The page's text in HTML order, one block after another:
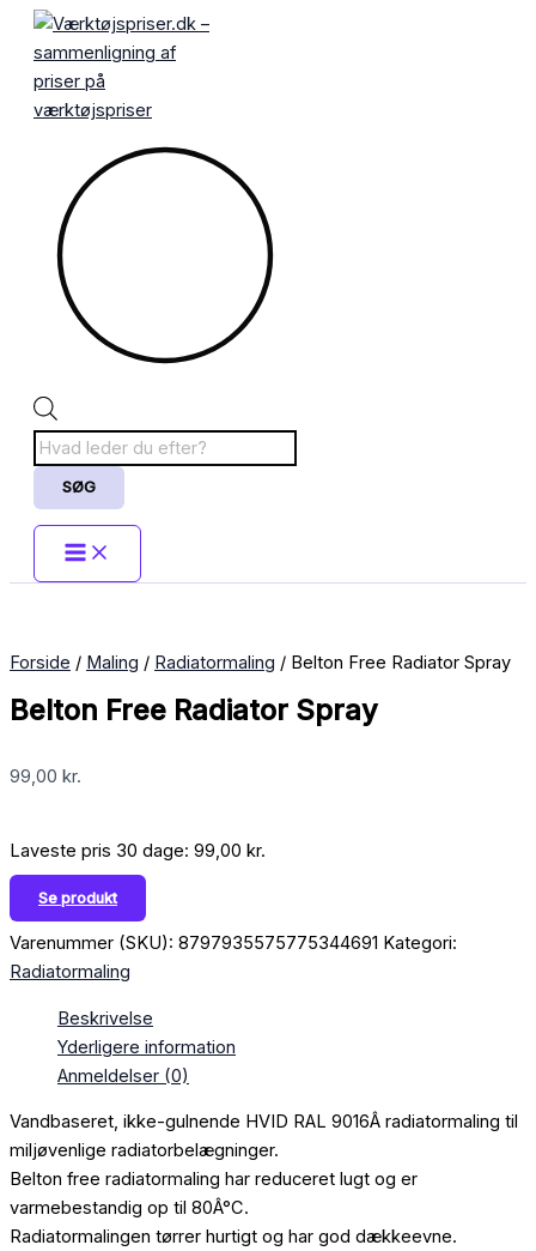
indholdet
Products
SØG
Forside / Maling / Radiatormaling / Belton Free Radiator Spray
Belton Free Radiator Spray
99,00 kr.
Laveste pris 30 dage: 99,00 kr.
Se produkt
Varenummer (SKU): 8797935575775344691 Kategori:
Radiatormaling
Beskrivelse
Yderligere information
Anmeldelser (0)
Vandbaseret, ikke-gulnende HVID RAL 9016Â radiatormaling til
miljøvenlige radiatorbelægninger.
Belton free radiatormaling har reduceret lugt og er
varmebestandig op til 80Â°C.
Radiatormalingen tørrer hurtigt og har god dækkeevne.